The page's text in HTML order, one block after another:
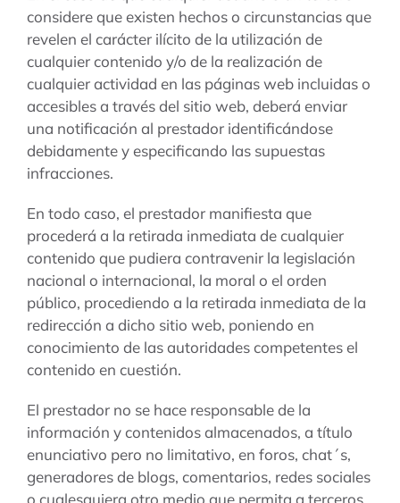
considere que existen hechos o circunstancias que
revelen el carácter ilícito de la utilización de
cualquier contenido y/o de la realización de
cualquier actividad en las páginas web incluidas o
accesibles a través del sitio web, deberá enviar
una notificación al prestador identificándose
debidamente y especificando las supuestas
infracciones.
En todo caso, el prestador manifiesta que
procederá a la retirada inmediata de cualquier
contenido que pudiera contravenir la legislación
nacional o internacional, la moral o el orden
público, procediendo a la retirada inmediata de la
redirección a dicho sitio web, poniendo en
conocimiento de las autoridades competentes el
contenido en cuestión.
El prestador no se hace responsable de la
información y contenidos almacenados, a título
enunciativo pero no limitativo, en foros, chat´s,
generadores de blogs, comentarios, redes sociales
o cualesquiera otro medio que permita a terceros